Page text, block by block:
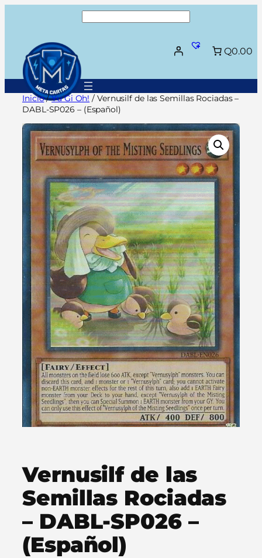
contenido
Q0.00
Inicio/Yu Gi Oh! / Vernusilf de las Semillas Rociadas –
DABL-SP026 – (Español)
Vernusilf de las
Semillas Rociadas
– DABL-SP026 –
(Español)